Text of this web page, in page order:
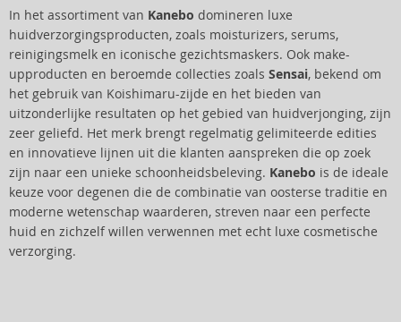
In het assortiment van Kanebo domineren luxe
huidverzorgingsproducten, zoals moisturizers, serums,
reinigingsmelk en iconische gezichtsmaskers. Ook make-
upproducten en beroemde collecties zoals Sensai, bekend om
het gebruik van Koishimaru-zijde en het bieden van
uitzonderlijke resultaten op het gebied van huidverjonging, zijn
zeer geliefd. Het merk brengt regelmatig gelimiteerde edities
en innovatieve lijnen uit die klanten aanspreken die op zoek
zijn naar een unieke schoonheidsbeleving. Kanebo is de ideale
keuze voor degenen die de combinatie van oosterse traditie en
moderne wetenschap waarderen, streven naar een perfecte
huid en zichzelf willen verwennen met echt luxe cosmetische
verzorging.